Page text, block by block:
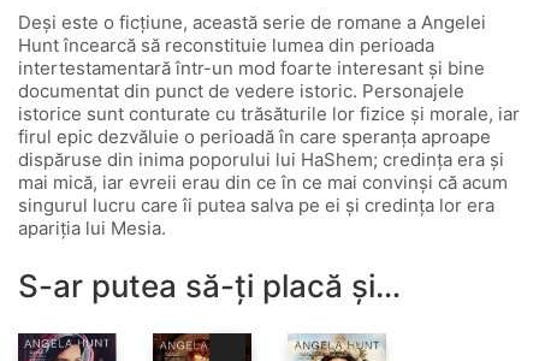
Deși este o ficțiune, această serie de romane a Angelei
Hunt încearcă să reconstituie lumea din perioada
intertestamentară într-un mod foarte interesant și bine
documentat din punct de vedere istoric. Personajele
istorice sunt conturate cu trăsăturile lor fizice și morale, iar
firul epic dezvăluie o perioadă în care speranţa aproape
dispăruse din inima poporului lui HaShem; credinţa era şi
mai mică, iar evreii erau din ce în ce mai convinşi că acum
singurul lucru care îi putea salva pe ei şi credinţa lor era
apariţia lui Mesia.
S-ar putea să-ți placă și…